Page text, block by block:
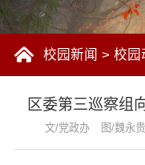
校园新闻 >校园
区委第三巡察组
文/党政办 图/魏永贵